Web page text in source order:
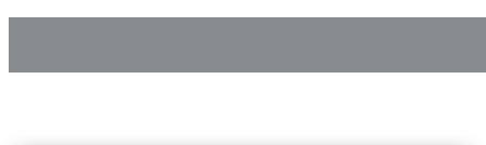
Hotline:0938 906 663